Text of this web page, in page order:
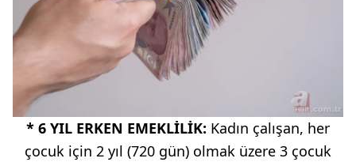
* 6 YIL ERKEN EMEKLİLİK: Kadın çalışan, her
çocuk için 2 yıl (720 gün) olmak üzere 3 çocuk